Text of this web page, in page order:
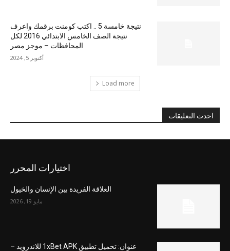
نتيجة خامسة 5 .. اكتب كومنت برقمك واعرف
نتيجة الصف الخامس الابتدائي 2016 لكل
المحافظات – موجز مصر
أكتوبر 5, 2024
Load more
احدث التعليقات
اختيارات المحرر
العلاقة الفريدة بين الإنسان والخيول
مايو 19, 2026
عنوان: تحميل تطبيق 1xBet APK للاندرويد –